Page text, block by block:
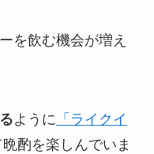
を飲む機会が増え
ように 「ライクイ
酌を楽しんでいま